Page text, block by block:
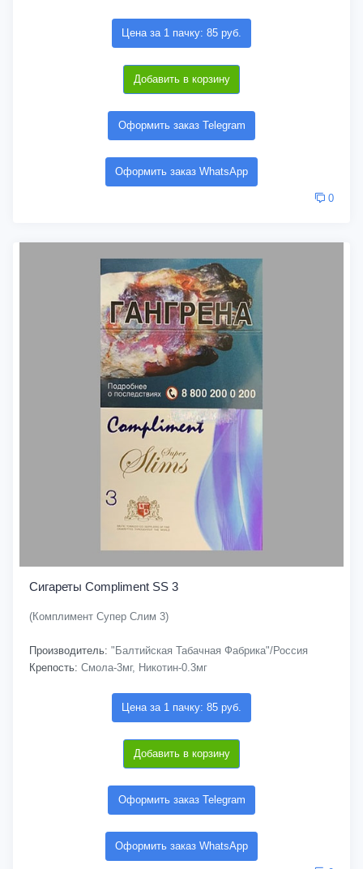
Цена за 1 пачку: 85 руб.
Добавить в корзину
Оформить заказ Telegram
Оформить заказ WhatsApp
0
Сигареты Compliment SS 3
(Комплимент Супер Слим 3)
Производитель: "Балтийская Табачная Фабрика"/Россия
Крепость: Смола-3мг, Никотин-0.3мг
Цена за 1 пачку: 85 руб.
Добавить в корзину
Оформить заказ Telegram
Оформить заказ WhatsApp